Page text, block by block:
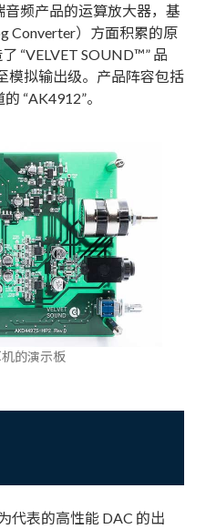
频产品的运算放大器，基
Converter）方面积累的原
“VELVET SOUND™” 品
模拟输出级。产品阵容包括
“AK4912”。
的演示板
代表的高性能 DAC 的出